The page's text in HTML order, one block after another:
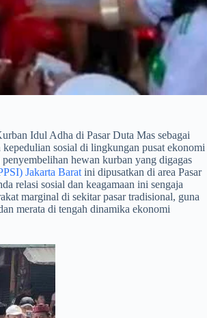
Idul Adha di Pasar Duta Mas sebagai
sosial di lingkungan pusat ekonomi
hewan kurban yang digagas
Jakarta Baratini dipusatkan di area Pasar
relasi sosial dan keagamaan ini sengaja
marginal di sekitar pasar tradisional, guna
merata di tengah dinamika ekonomi